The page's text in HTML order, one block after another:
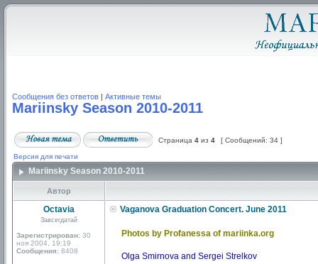
Сообщения без ответов | Активные темы
Mariinsky Season 2010-2011
Страница 4 из 4 [ Сообщений: 34 ]
Версия для печати
Mariinsky Season 2010-2011
Автор
Octavia
Завсегдатай
Зарегистрирован: 30
ноя 2004, 19:19
Сообщения: 8408
Vaganova Graduation Concert. June 2011
Photos by Profanessa of mariinka.org
Olga Smirnova and Sergei Strelkov